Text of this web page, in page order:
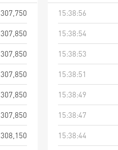
307,750
307,850
307,850
307,850
307,850
307,850
308,150
15:38:56
15:38:54
15:38:53
15:38:51
15:38:49
15:38:47
15:38:44